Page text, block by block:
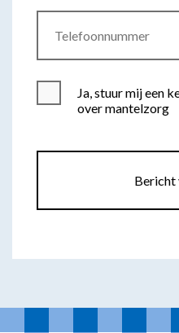
Ja, stuur mij een
over mantelzorg
Bericht